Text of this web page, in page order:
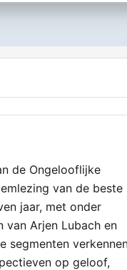
de Ongelooflijke
van de beste
jaar, met onder
van Arjen Lubach en
segmenten
op geloof,